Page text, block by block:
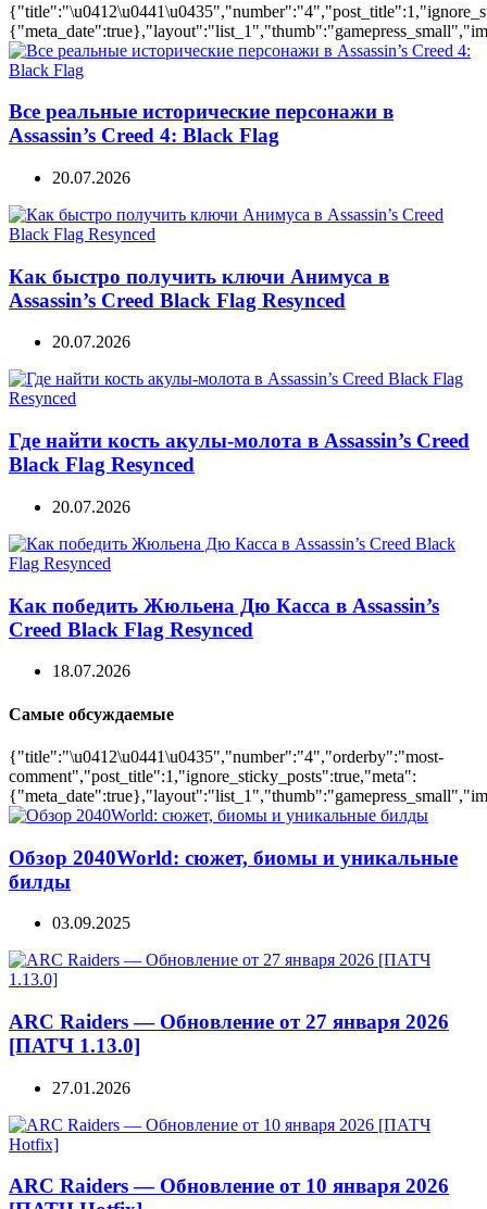
Все реальные исторические персонажи в
Assassin’s Creed 4: Black Flag
20.07.2026
Как быстро получить ключи Анимуса в
Assassin’s Creed Black Flag Resynced
20.07.2026
Где найти кость акулы-молота в Assassin’s Creed
Black Flag Resynced
20.07.2026
Как победить Жюльена Дю Касса в Assassin’s
Creed Black Flag Resynced
18.07.2026
Самые обсуждаемые
{"title":"\u0412\u0441\u0435","number":"4","orderby":"most-
comment","post_title":1,"ignore_sticky_posts":true,"meta":
Обзор 2040World: сюжет, биомы и уникальные
билды
03.09.2025
ARC Raiders — Обновление от 27 января 2026
[ПАТЧ 1.13.0]
27.01.2026
ARC Raiders — Обновление от 10 января 2026